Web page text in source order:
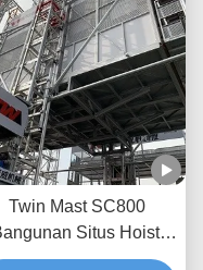
Twin Mast SC800
Situs Hoist,
8Ton Tinggi Material